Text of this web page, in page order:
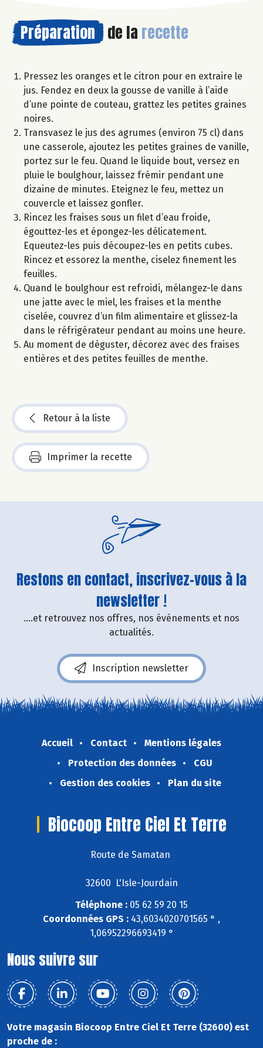
Préparation de la recette
Pressez les oranges et le citron pour en extraire le
jus. Fendez en deux la gousse de vanille à l’aide
d’une pointe de couteau, grattez les petites graines
noires.
Transvasez le jus des agrumes (environ 75 cl) dans
une casserole, ajoutez les petites graines de vanille,
portez sur le feu. Quand le liquide bout, versez en
pluie le boulghour, laissez frémir pendant une
dizaine de minutes. Eteignez le feu, mettez un
couvercle et laissez gonfler.
Rincez les fraises sous un filet d’eau froide,
égouttez-les et épongez-les délicatement.
Equeutez-les puis découpez-les en petits cubes.
Rincez et essorez la menthe, ciselez finement les
feuilles.
Quand le boulghour est refroidi, mélangez-le dans
une jatte avec le miel, les fraises et la menthe
ciselée, couvrez d’un film alimentaire et glissez-la
dans le réfrigérateur pendant au moins une heure.
Au moment de déguster, décorez avec des fraises
entières et des petites feuilles de menthe.
Retour à la liste
Imprimer la recette
Restons en contact, inscrivez-vous à la
newsletter !
....et retrouvez nos offres, nos événements et nos
actualités.
Inscription newsletter
Accueil Contact
Mentions légales
Protection des données
CGU
Gestion des cookies
Plan du site
Biocoop Entre Ciel Et Terre
Route de Samatan
32600 L'Isle-Jourdain
Téléphone : 05 62 59 20 15
Coordonnées GPS : 43,6034020701565 ° ,
1,06952296693419 °
Nous suivre sur
Votre magasin Biocoop Entre Ciel Et Terre (32600) est
proche de :